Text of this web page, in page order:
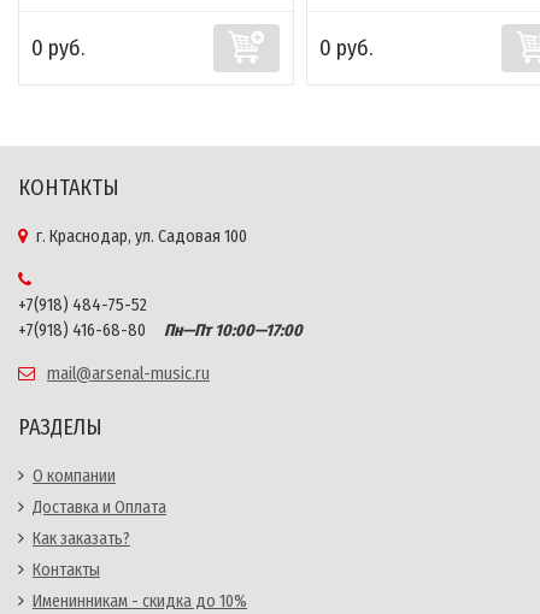
0 руб. 0 руб.
КОНТАКТЫ
г. Краснодар, ул. Садовая 100
+7(918) 484-75-52
+7(918) 416-68-80
Пн—Пт 10:00—17:00
mail@arsenal-music.ru
РАЗДЕЛЫ
О компании
Доставка и Оплата
Как заказать?
Контакты
Именинникам - скидка до 10%